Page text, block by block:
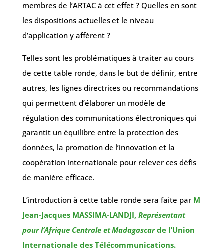
membres de l’ARTAC à cet effet ? Quelles en sont
les dispositions actuelles et le niveau
d’application y afférent ?
Telles sont les problématiques à traiter au cours
de cette table ronde, dans le but de définir, entre
autres, les lignes directrices ou recommandations
qui permettent d’élaborer un modèle de
régulation des communications électroniques qui
garantit un équilibre entre la protection des
données, la promotion de l’innovation et la
coopération internationale pour relever ces défis
de manière efficace.
L’introduction à cette table ronde sera faite par M
Jean-Jacques MASSIMA-LANDJI, Représentant
pour l’Afrique Centrale et Madagascarde l’Union
Internationale des Télécommunications.